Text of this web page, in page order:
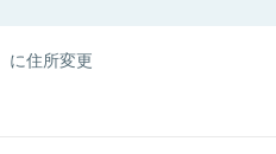
に住所変更